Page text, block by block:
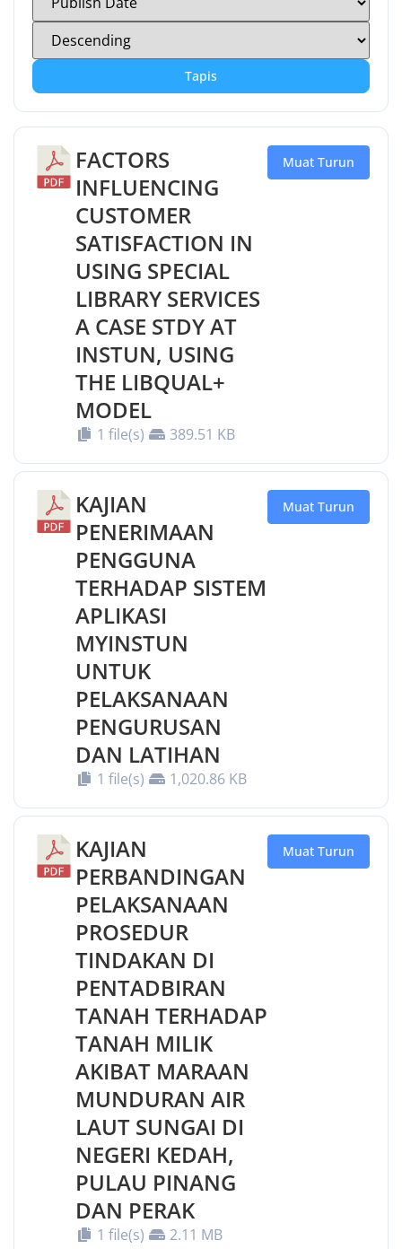
Tapis
FACTORS
INFLUENCING
CUSTOMER
SATISFACTION IN
USING SPECIAL
LIBRARY SERVICES
A CASE STDY AT
INSTUN, USING
THE LIBQUAL+
MODEL
1 file(s) 389.51 KB
Muat Turun
KAJIAN
PENERIMAAN
PENGGUNA
TERHADAP SISTEM
APLIKASI
MYINSTUN
UNTUK
PELAKSANAAN
PENGURUSAN
DAN LATIHAN
1 file(s) 1,020.86 KB
Muat Turun
KAJIAN
PERBANDINGAN
PELAKSANAAN
PROSEDUR
TINDAKAN DI
PENTADBIRAN
TANAH TERHADAP
TANAH MILIK
AKIBAT MARAAN
MUNDURAN AIR
LAUT SUNGAI DI
NEGERI KEDAH,
PULAU PINANG
DAN PERAK
1 file(s) 2.11 MB
Muat Turun